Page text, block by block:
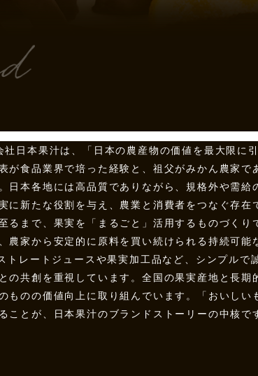
日本果汁は、「日本の農産物の価値を最大限に
が食品業界で培った経験と、祖父がみかん農家で
日本各地には高品質でありながら、規格外や需
に新たな役割を与え、農業と消費者をつなぐ存在
まで、果実を「まるごと」活用するものづくり
農家から安定的に原料を買い続けられる持続可能
レートジュースや果実加工品など、シンプルで
の共創を重視しています。全国の果実産地と長
ものの価値向上に取り組んでいます。「おいしい
とが、日本果汁のブランドストーリーの中核で